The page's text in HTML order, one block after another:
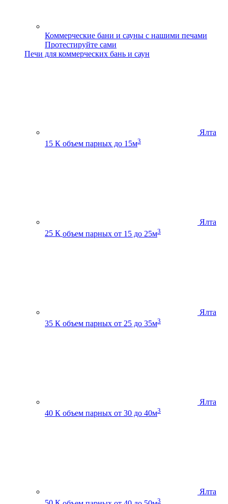
Коммерческие бани и сауны с нашими печами
Протестируйте сами
Печи для коммерческих бань и саун
Ялта
15 К объем парных до 15м3
Ялта
25 К объем парных от 15 до 25м3
Ялта
35 К объем парных от 25 до 35м3
Ялта
40 К объем парных от 30 до 40м3
Ялта
3